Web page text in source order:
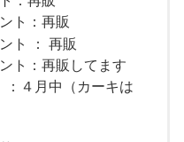
ト：再販
ト ： 再販
ト：再販してます
：４月中（カーキは